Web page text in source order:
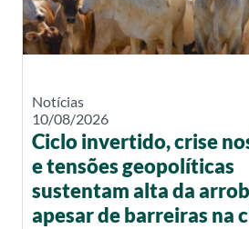
Notícias
10/08/2026
Ciclo invertido, crise
e tensões geopolíticas
sustentam alta da
apesar de barreiras na